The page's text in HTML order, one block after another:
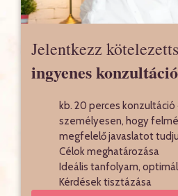
Jelentkezz
ingyenes
kb. 20 perces konzultáció
személyesen, hogy
megfelelő javaslatot
Célok meghatározása
Ideális tanfolyam,
Kérdések tisztázása